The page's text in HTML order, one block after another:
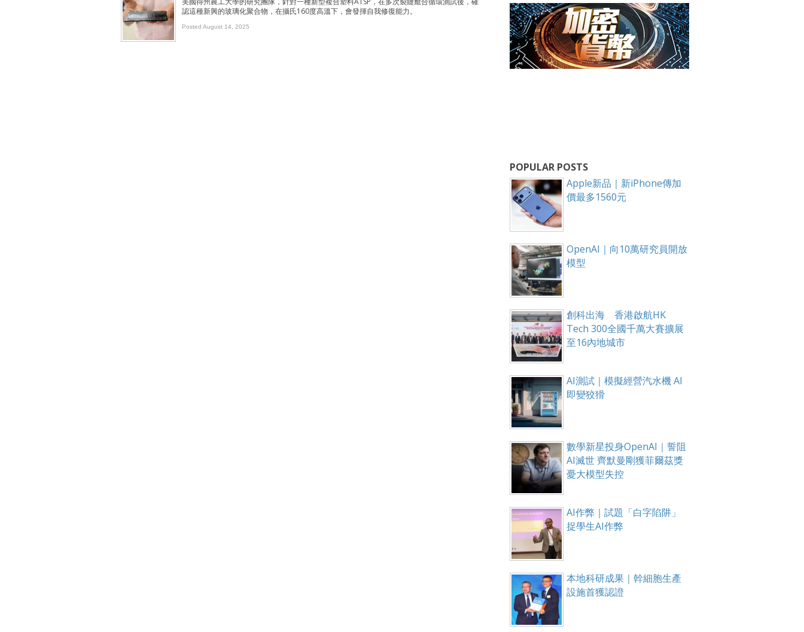
認這種新興的玻璃化聚合物，在攝氏160度高溫下，會發揮自我修復能力。
Posted August 14, 2025
POPULAR POSTS
Apple新品｜新iPhone傳加
價最多1560元
OpenAI｜向10萬研究員開放
模型
創科出海 香港啟航HK
Tech 300全國千萬大賽擴展
至16內地城市
AI測試｜模擬經營汽水機 AI
即變狡猾
數學新星投身OpenAI｜誓阻
AI滅世 齊默曼剛獲菲爾茲獎
憂大模型失控
AI作弊｜試題「白字陷阱」
捉學生AI作弊
本地科研成果｜幹細胞生產
設施首獲認證